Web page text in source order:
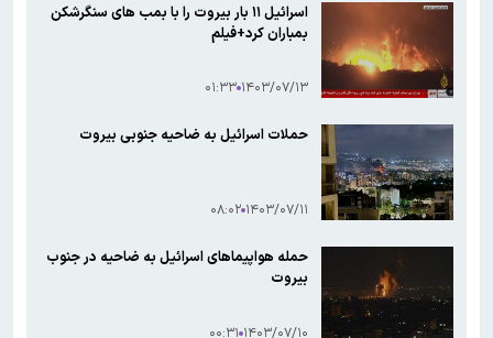
اسرائیل ۱۱ بار بیروت را با بمب های سنگرشکن
بمباران کرد+فیلم
۱۴۰۳/۰۷/۱۳ ۰۱:۳۳
حملات اسرائیل به ضاحیه جنوبی بیروت
۱۴۰۳/۰۷/۱۱ ۰۸:۰۲
حمله هواپیماهای اسرائیل به ضاحیه در جنوب
بیروت
۱۴۰۳/۰۷/۱۰ ۰۰:۳۱